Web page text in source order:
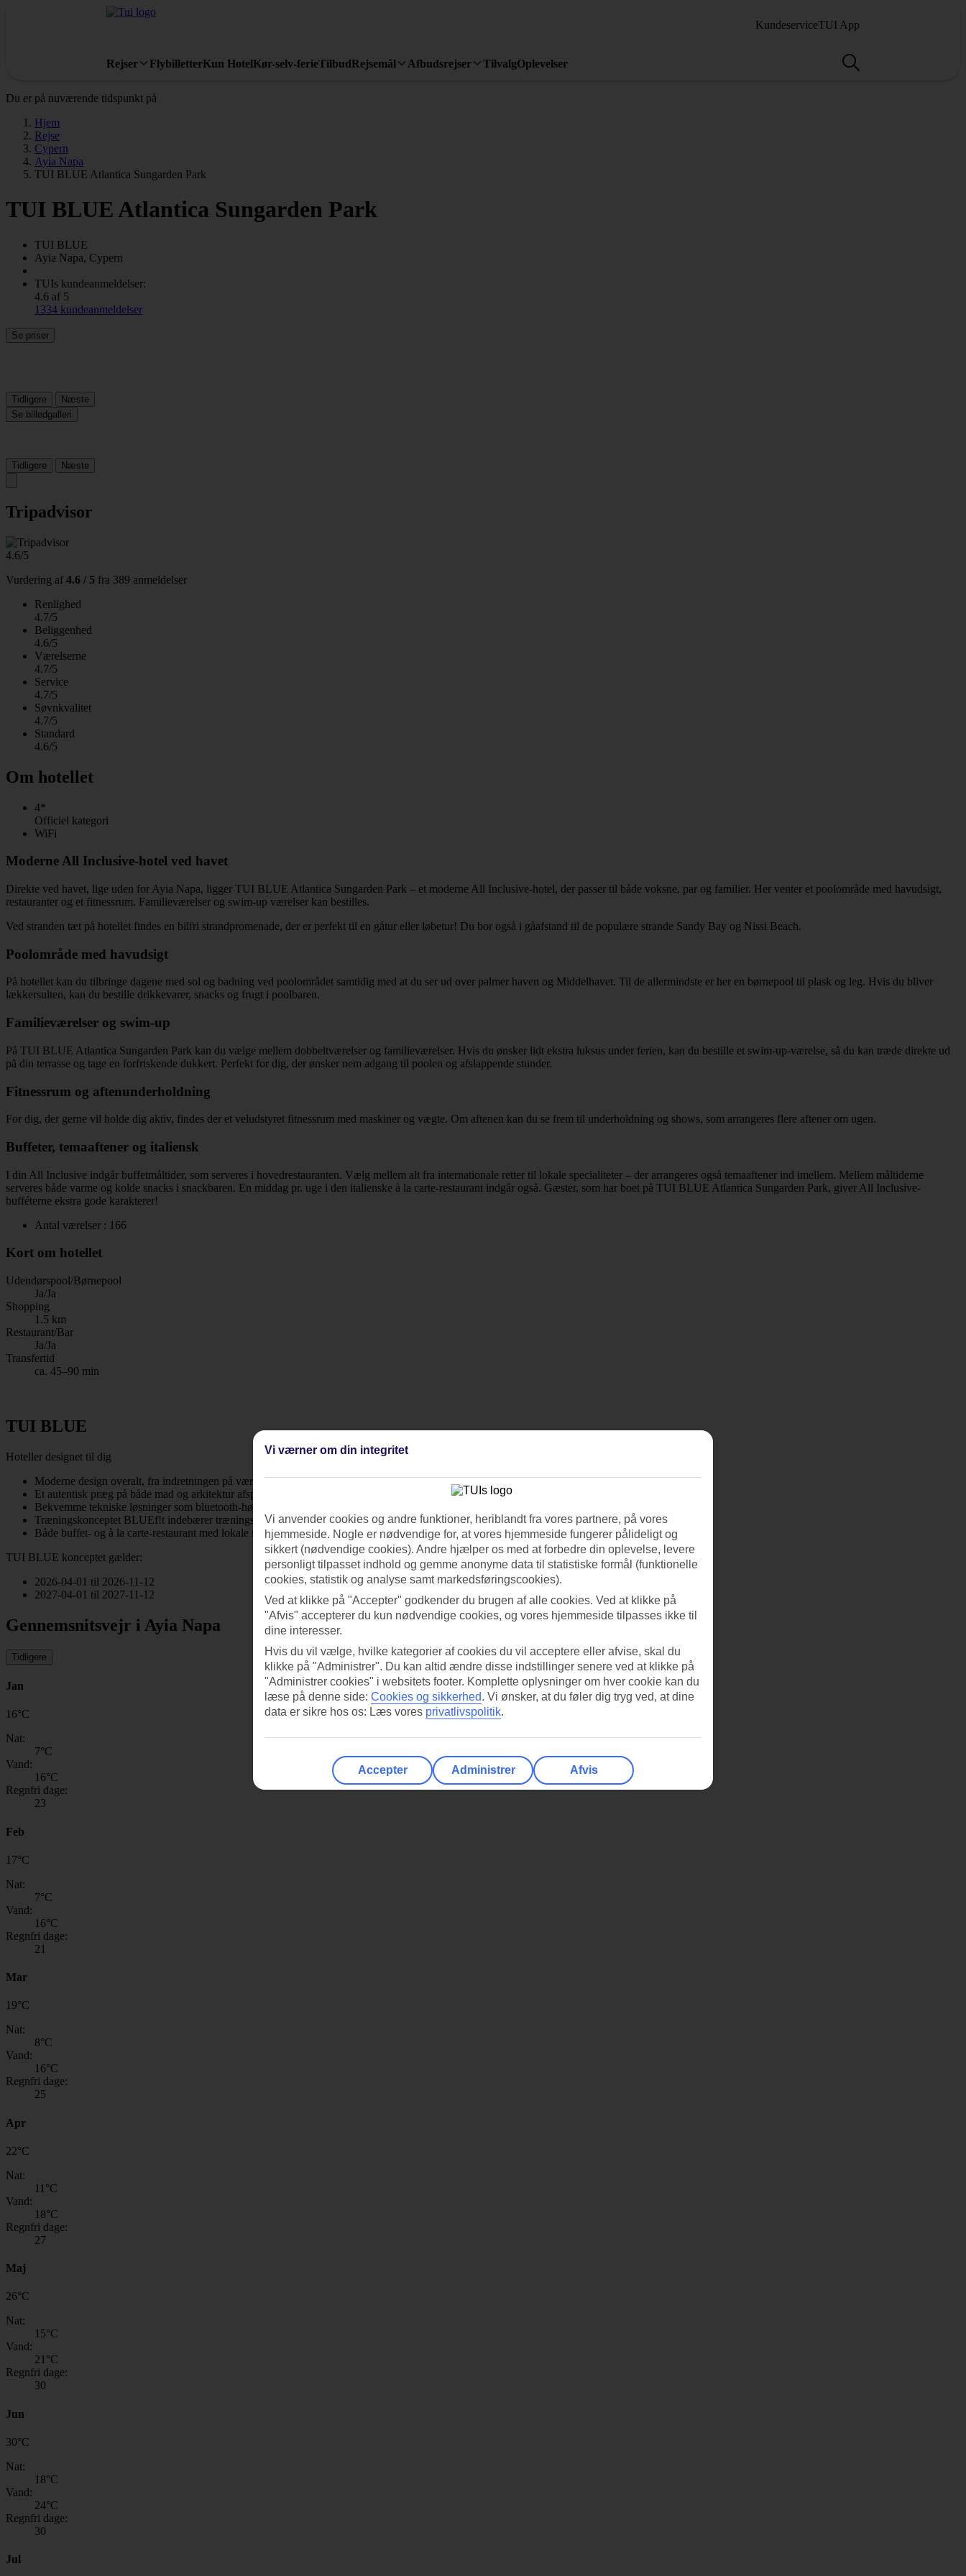
KundeserviceTUI App
Rejser FlybilletterKun HotelKør-selv-ferieTilbudRejsemål Afbudsrejser TilvalgOplevelser
Du er på nuværende tidspunkt på
Hjem
Rejse
Cypern
Ayia Napa
TUI BLUE Atlantica Sungarden Park
TUI BLUE Atlantica Sungarden Park
TUI BLUE
Ayia Napa, Cypern
TUIs kundeanmeldelser:
4.6 af 5
1334 kundeanmeldelser
Se priser
Tidligere
Næste
Se billedgalleri
Tidligere Næste
Tripadvisor
4.6/5
Vurdering af 4.6 / 5 fra 389 anmeldelser
Renlighed
4.7/5
Beliggenhed
4.6/5
Værelserne
4.7/5
Service
4.7/5
Søvnkvalitet
4.7/5
Standard
4.6/5
Om hotellet
4*
Officiel kategori
WiFi
Moderne All Inclusive-hotel ved havet
Direkte ved havet, lige uden for Ayia Napa, ligger TUI BLUE Atlantica Sungarden Park – et moderne All Inclusive-hotel, der passer til både voksne, par og familier. Her venter et poolområde med havudsigt,
restauranter og et fitnessrum. Familieværelser og swim-up værelser kan bestilles.
Ved stranden tæt på hotellet findes en bilfri strandpromenade, der er perfekt til en gåtur eller løbetur! Du bor også i gåafstand til de populære strande Sandy Bay og Nissi Beach.
Poolområde med havudsigt
På hotellet kan du tilbringe dagene med sol og badning ved poolområdet samtidig med at du ser ud over palmer haven og Middelhavet. Til de allermindste er her en børnepool til plask og leg. Hvis du bliver
lækkersulten, kan du bestille drikkevarer, snacks og frugt i poolbaren.
Familieværelser og swim-up
På TUI BLUE Atlantica Sungarden Park kan du vælge mellem dobbeltværelser og familieværelser. Hvis du ønsker lidt ekstra luksus under ferien, kan du bestille et swim-up-værelse, så du kan træde direkte ud
på din terrasse og tage en forfriskende dukkert. Perfekt for dig, der ønsker nem adgang til poolen og afslappende stunder.
Fitnessrum og aftenunderholdning
For dig, der gerne vil holde dig aktiv, findes der et veludstyret fitnessrum med maskiner og vægte. Om aftenen kan du se frem til underholdning og shows, som arrangeres flere aftener om ugen.
Buffeter, temaaftener og italiensk
I din All Inclusive indgår buffetmåltider, som serveres i hovedrestauranten. Vælg mellem alt fra internationale retter til lokale specialiteter – der arrangeres også temaaftener ind imellem. Mellem måltiderne
serveres både varme og kolde snacks i snackbaren. En middag pr. uge i den italienske à la carte-restaurant indgår også. Gæster, som har boet på TUI BLUE Atlantica Sungarden Park, giver All Inclusive-
bufféterne ekstra gode karakterer!
Antal værelser : 166
Kort om hotellet
Udendørspool/Børnepool
Ja/Ja
Shopping
1.5 km
Restaurant/Bar
Ja/Ja
Transfertid
ca. 45–90 min
TUI BLUE
Hoteller designet til dig
Moderne design overalt, fra indretningen på værelset til restauranter, lounger og poolområde
Et autentisk præg på både mad og arkitektur afspejler dit rejsemåls kultur
Bekvemme tekniske løsninger som bluetooth-højttalere, gratis WiFi og BLUE-app med dagsprogram og hotelinfo
Træningskonceptet BLUEf!t indebærer træningslektioner med instruktør, kostvejledning og hjælp til at skabe individuelle træningsprogrammer
Både buffet- og à la carte-restaurant med lokale specialiteter, vegetarisk, vegansk og low carb
TUI BLUE konceptet gælder:
2026-04-01 til 2026-11-12
2027-04-01 til 2027-11-12
Gennemsnitsvejr i Ayia Napa
Tidligere
Jan
16°C
Nat:
7°C
Vand:
16°C
Regnfri dage:
23
Feb
17°C
Nat:
7°C
Vand:
16°C
Regnfri dage:
21
Mar
19°C
Nat:
8°C
Vand:
16°C
Regnfri dage:
25
Apr
22°C
Nat:
11 °C
Vand:
18°C
Regnfri dage:
27
Maj
26°C
Nat:
15°C
Vand:
21°C
Regnfri dage:
30
Jun
30°C
Nat:
18°C
Vand:
24°C
Regnfri dage:
30
Jul
Vi værner om din integritet
Vi anvender cookies og andre funktioner, heriblandt fra vores partnere, på vores
hjemmeside. Nogle er nødvendige for, at vores hjemmeside fungerer pålideligt og
sikkert (nødvendige cookies). Andre hjælper os med at forbedre din oplevelse, levere
personligt tilpasset indhold og gemme anonyme data til statistiske formål (funktionelle
cookies, statistik og analyse samt markedsføringscookies).
Ved at klikke på "Accepter" godkender du brugen af alle cookies. Ved at klikke på
"Afvis" accepterer du kun nødvendige cookies, og vores hjemmeside tilpasses ikke til
dine interesser.
Hvis du vil vælge, hvilke kategorier af cookies du vil acceptere eller afvise, skal du
klikke på "Administrer". Du kan altid ændre disse indstillinger senere ved at klikke på
"Administrer cookies" i websitets footer. Komplette oplysninger om hver cookie kan du
læse på denne side: Cookies og sikkerhed. Vi ønsker, at du føler dig tryg ved, at dine
data er sikre hos os: Læs vores privatlivspolitik.
Accepter Administrer Afvis